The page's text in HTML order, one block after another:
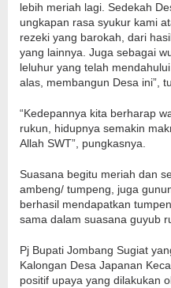
lebih meriah lagi. Sedekah
ungkapan rasa syukur kami
rezeki yang barokah, dari
yang lainnya. Juga sebagai
leluhur yang telah
alas, membangun Desa ini”,
“Kedepannya kita berharap
rukun, hidupnya semakin
Allah SWT”, pungkasnya.
Suasana begitu meriah dan
ambeng/ tumpeng, juga
berhasil mendapatkan
sama dalam suasana guyub
Pj Bupati Jombang Sugiat
Kalongan Desa Japanan
positif upaya yang dilakukan